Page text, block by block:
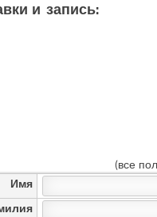
и запись:
(все
Имя